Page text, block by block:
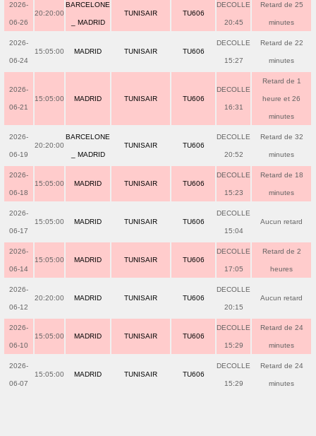
2026-
06-26
20:20:00
BARCELONE
_ MADRID
TUNISAIR TU606
DECOLLE
20:45
Retard de 25
minutes
2026-
06-24
15:05:00 MADRID TUNISAIR TU606
DECOLLE
15:27
Retard de 22
minutes
2026-
06-21
15:05:00 MADRID TUNISAIR TU606
DECOLLE
16:31
Retard de 1
heure et 26
minutes
2026-
06-19
20:20:00
BARCELONE
_ MADRID
TUNISAIR TU606
DECOLLE
20:52
Retard de 32
minutes
2026-
06-18
15:05:00 MADRID TUNISAIR TU606
DECOLLE
15:23
Retard de 18
minutes
2026-
06-17
15:05:00 MADRID TUNISAIR TU606
DECOLLE
15:04
Aucun retard
2026-
06-14
15:05:00 MADRID TUNISAIR TU606
DECOLLE
17:05
Retard de 2
heures
2026-
06-12
20:20:00 MADRID TUNISAIR TU606
DECOLLE
20:15
Aucun retard
2026-
06-10
15:05:00 MADRID TUNISAIR TU606
DECOLLE
15:29
Retard de 24
minutes
2026-
06-07
15:05:00 MADRID TUNISAIR TU606
DECOLLE
15:29
Retard de 24
minutes